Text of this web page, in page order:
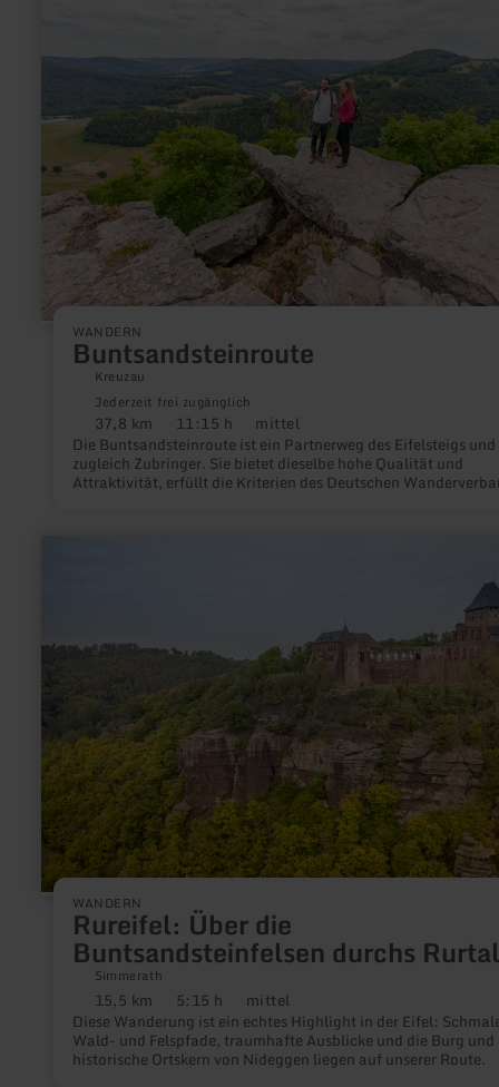
WANDERN
Buntsandsteinroute
Kreuzau
Jederzeit frei zugänglich
Distanz:
37,8 km Dauer:
11:15 h Anforderung:
mittel
Die Buntsandsteinroute ist ein Partnerweg des Eifelsteigs und
zugleich Zubringer. Sie bietet dieselbe hohe Qualität und
Attraktivität, erfüllt die Kriterien des Deutschen
WANDERN
Rureifel: Über die
Buntsandsteinfelsen durchs Rurtal
Simmerath
Distanz:
15,5 km Dauer:
5:15 h Anforderung:
mittel
Diese Wanderung ist ein echtes Highlight in der Eifel:
Wald- und Felspfade, traumhafte Ausblicke und die Burg und
historische Ortskern von Nideggen liegen auf unserer Route.
Buntsandsteinfelsen